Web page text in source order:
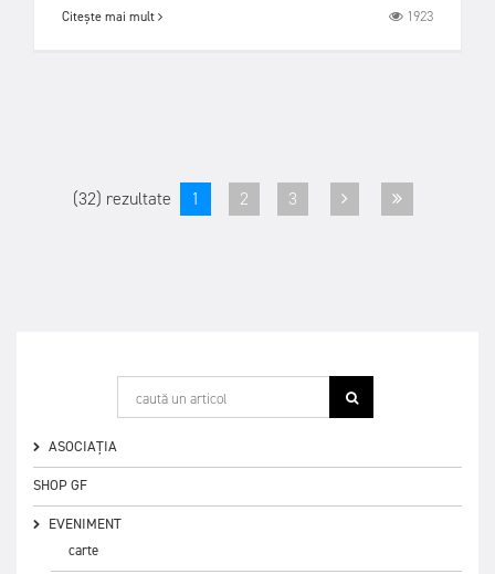
Citește mai mult 1923
(32) rezultate 1 2 3
ASOCIAȚIA
SHOP GF
EVENIMENT
carte